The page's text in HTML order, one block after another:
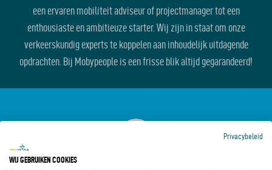
een ervaren mobiliteit adviseur of projectmanager tot een
enthousiaste en ambitieuze starter. Wij zijn in staat om onze
verkeerskundig experts te koppelen aan inhoudelijk uitdagende
opdrachten. Bij Mobypeople is een frisse blik altijd gegarandeerd!
Privacybeleid
WIJ GEBRUIKEN COOKIES